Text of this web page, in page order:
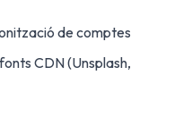
de comptes
CDN (Unsplash,